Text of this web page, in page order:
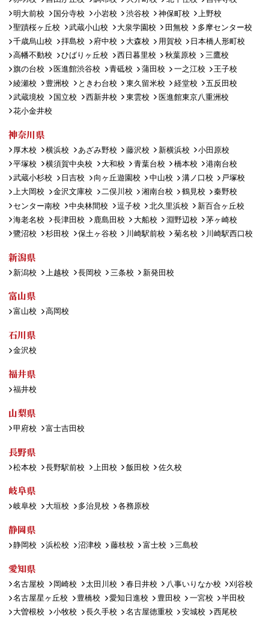
明大前校
国分寺校 小岩校 渋谷校 神保町校
上野校
聖蹟桜ヶ丘校
武蔵小山校 大泉学園校 田無校
多摩センター校
千歳烏山校
拝島校 府中校 大森校 用賀校
日本橋人形町校
高幡不動校
ひばりヶ丘校 西日暮里校 秋葉原校
三鷹校
旗の台校
医進館渋谷校 青砥校 蒲田校 一之江校
王子校
綾瀬校
豊洲校 ときわ台校 東久留米校 経堂校
五反田校
武蔵境校
国立校 西新井校 東雲校
医進館東京八重洲校
花小金井校
神奈川県
厚木校 横浜校 あざみ野校 藤沢校 新横浜校
小田原校
平塚校
横須賀中央校 大和校 青葉台校 橋本校
港南台校
武蔵小杉校
日吉校 向ヶ丘遊園校 中山校 溝ノ口校
戸塚校
上大岡校
金沢文庫校 二俣川校 湘南台校 鶴見校
秦野校
センター南校
中央林間校 逗子校 北久里浜校
新百合ヶ丘校
海老名校
長津田校 鹿島田校 大船校 淵野辺校
茅ヶ崎校
鷺沼校
杉田校 保土ヶ谷校 川崎駅前校 菊名校 川崎駅西口校
新潟県
新潟校 上越校 長岡校 三条校 新発田校
富山県
富山校 高岡校
石川県
金沢校
福井県
福井校
山梨県
甲府校 富士吉田校
長野県
松本校 長野駅前校 上田校 飯田校 佐久校
岐阜県
岐阜校 大垣校 多治見校 各務原校
静岡県
静岡校 浜松校 沼津校 藤枝校 富士校 三島校
愛知県
名古屋校 岡崎校 太田川校 春日井校 八事いりなか校
刈谷校
名古屋星ヶ丘校
豊橋校 愛知日進校 豊田校 一宮校
半田校
大曽根校
小牧校 長久手校 名古屋徳重校 安城校
西尾校